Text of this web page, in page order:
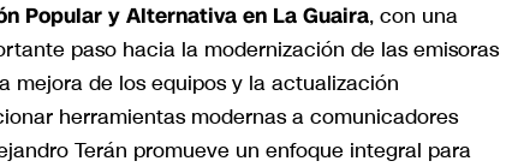
Popular y Alternativa en La Guaira, con una
paso hacia la modernización de las emisoras
mejora de los equipos y la actualización
herramientas modernas a comunicadores
Terán promueve un enfoque integral para